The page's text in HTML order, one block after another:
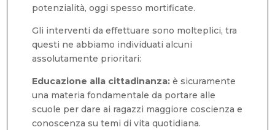
potenzialità, oggi spesso mortificate.
Gli interventi da effettuare sono molteplici, tra
questi ne abbiamo individuati alcuni
assolutamente prioritari:
Educazione alla cittadinanza: è sicuramente
una materia fondamentale da portare alle
scuole per dare ai ragazzi maggiore coscienza e
conoscenza su temi di vita quotidiana.